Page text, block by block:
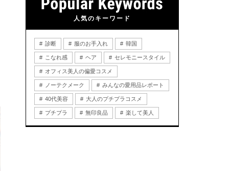
人気のキーワード
診断 服のお手入れ 韓国
こなれ感 ヘア セレモニースタイル
オフィス美人の偏愛コスメ
ノーテクメーク みんなの愛用品レポート
40代美容 大人のプチプラコスメ
プチプラ 無印良品 楽して美人